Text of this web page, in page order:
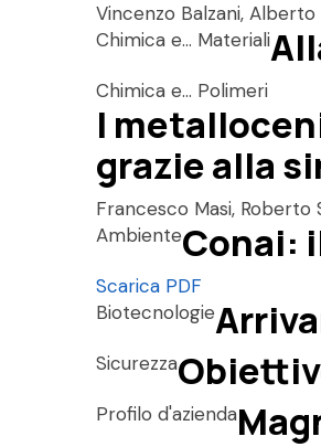
Vincenzo Balzani,
Chimica e... Materiali
Chimica e... Polimeri
I
grazie alla
Francesco Masi, Roberto
AmbienteConai:
Scarica PDF
Biotecnologie
Sicurezza
Profilo d'azienda